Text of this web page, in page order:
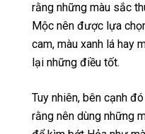
rằng những màu sắc
Mộc nên được lựa
cam, màu xanh lá hay
lại những điều tốt.
Tuy nhiên, bên cạnh
rằng nên dùng những